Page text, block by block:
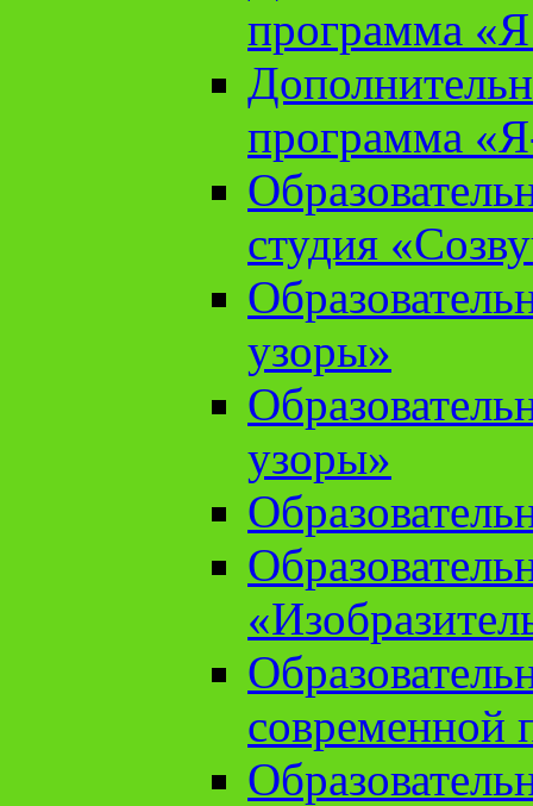
программа «Я
программа
студия
узоры»
узоры»
современной